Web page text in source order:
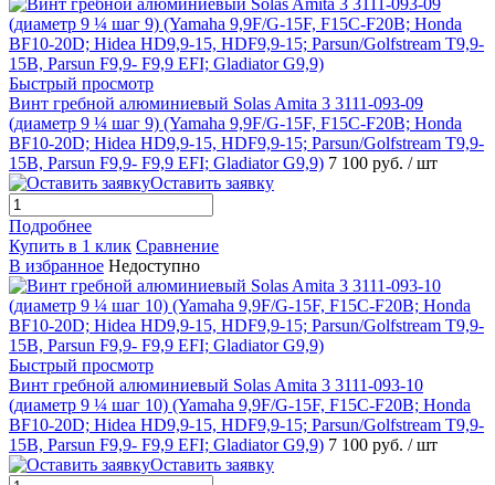
Быстрый просмотр
Винт гребной алюминиевый Solas Amita 3 3111-093-09
(диаметр 9 ¼ шаг 9) (Yamaha 9,9F/G-15F, F15C-F20B; Honda
BF10-20D; Hidea HD9,9-15, HDF9,9-15; Parsun/Golfstream T9,9-
15B, Parsun F9,9- F9,9 EFI; Gladiator G9,9) 7 100 руб. / шт
Оставить заявку
Подробнее
Купить в 1 клик Сравнение
В избранное Недоступно
Быстрый просмотр
Винт гребной алюминиевый Solas Amita 3 3111-093-10
(диаметр 9 ¼ шаг 10) (Yamaha 9,9F/G-15F, F15C-F20B; Honda
BF10-20D; Hidea HD9,9-15, HDF9,9-15; Parsun/Golfstream T9,9-
15B, Parsun F9,9- F9,9 EFI; Gladiator G9,9) 7 100 руб. / шт
Оставить заявку